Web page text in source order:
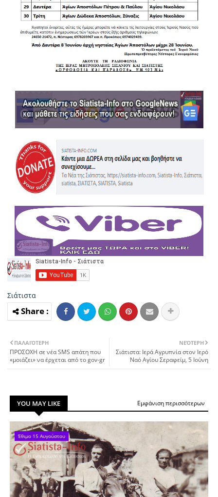
Σιάτιστα
ΝΕΌΤΕΡΗ
Σιάτιστα: Ιερά Αγρυπνία στον Ιερό
Ναό Αγίου Σεραφείμ, 5 Ιούνη
ΠΑΛΑΙΌΤΕΡΗ
ΠΡΟΣΟΧΗ σε νέα SMS απάτη που
«μοιάζει» να έρχεται από το gov-gr
YOU MAY LIKE Εμφάνιση περισσότερων
Έθιμο 15 Αυγούστου